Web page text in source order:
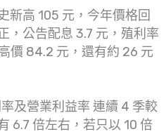
新高 105 元，今年價格回
，公告配息 3.7 元，殖利率
價 84.2 元，還有約 26 元
及營業利益率 連續 4 季較
6.7 倍左右，若只以 10 倍